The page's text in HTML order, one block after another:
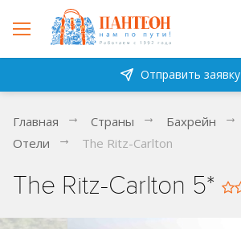
Отправить заявку
Главная Страны Бахрейн
Отели
The Ritz-Carlton
The Ritz-Carlton 5*